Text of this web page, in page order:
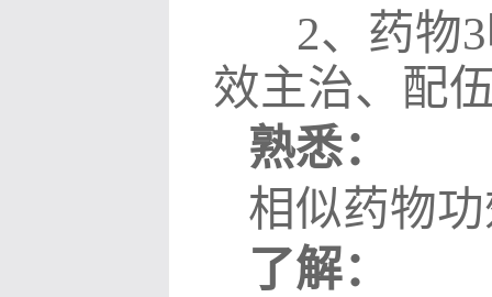
2、药物3
效主治、配
熟悉：
相似药物
了解：